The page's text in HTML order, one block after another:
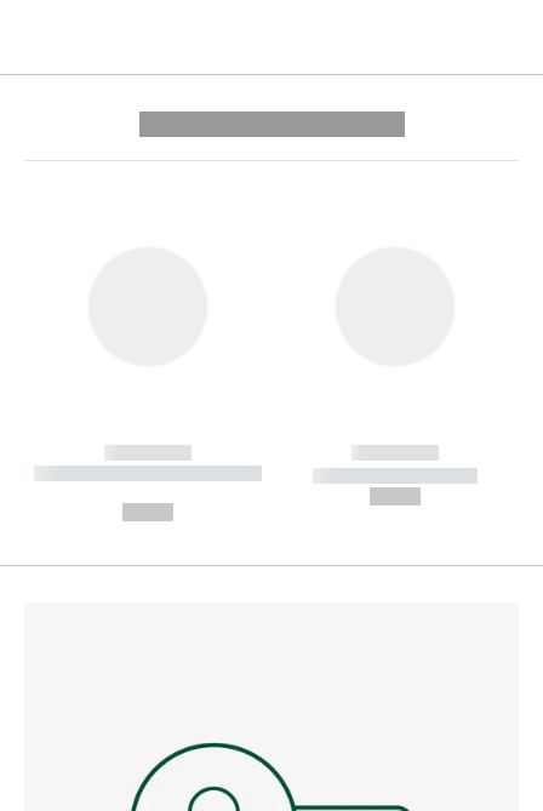
------------
----------- ----------- --------
------------
----------- -----------